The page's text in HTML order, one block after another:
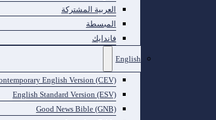
العربية المشتركة
المبسطة
فاندايك
English
English Version (CEV)
English Standard Version (ESV)
Good News Bible (GNB)